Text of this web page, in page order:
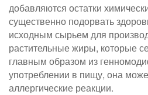
добавляются остатки
существенно подорвать
исходным сырьем для
растительные жиры, которые
главным образом из
употреблении в пищу, она
аллергические реакции.